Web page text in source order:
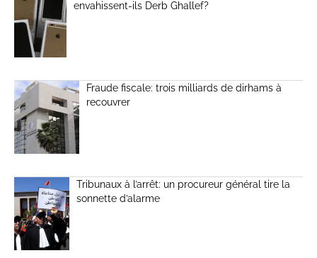
envahissent-ils Derb Ghallef?
Fraude fiscale: trois milliards de dirhams à
recouvrer
Tribunaux à l’arrêt: un procureur général tire la
sonnette d’alarme